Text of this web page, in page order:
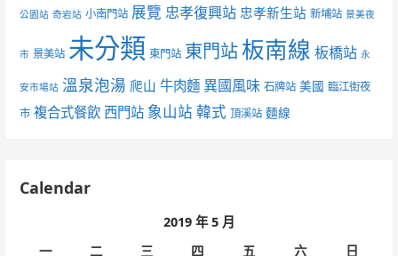
公園站 奇岩站 小南門站 展覽 忠孝復興站 忠孝新生站 新埔站 景美夜
市 景美站 未分類 東門站 東門站板南線 板橋站 永
安市場站 溫泉泡湯 爬山 牛肉麵 異國風味 石牌站 美國 臨江街夜
市 複合式餐飲 西門站 象山站 韓式 頂溪站 麵線
Calendar
2019 年 5 月
一
二 三 四 五 六
日